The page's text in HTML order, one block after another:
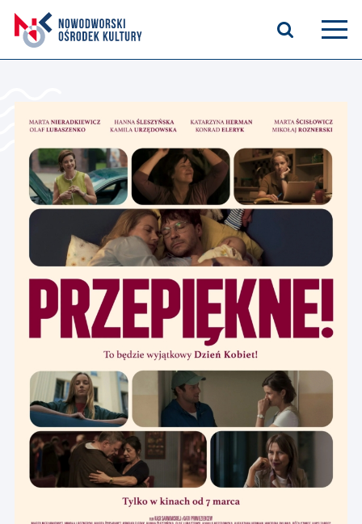
Kasyno Oficerskie
Kino
Bilety
Zajęcia stałe
Kontakt
O nas